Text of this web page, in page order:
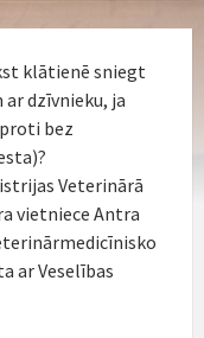
klātienē sniegt
dzīvnieku, ja
bez
Veterinārā
vietniece Antra
ar Veselības